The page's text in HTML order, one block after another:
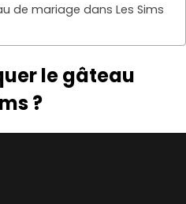
de mariage dans Les Sims
le gâteau
?